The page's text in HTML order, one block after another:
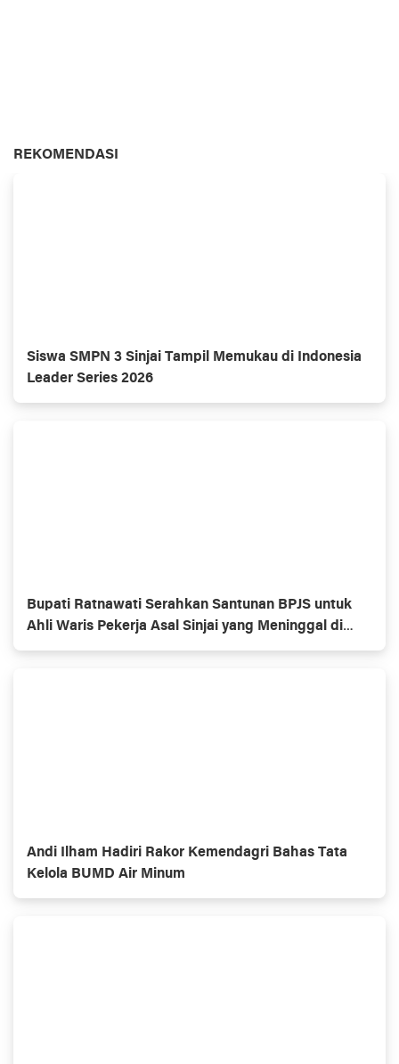
REKOMENDASI
Siswa SMPN 3 Sinjai Tampil Memukau di Indonesia
Leader Series 2026
Bupati Ratnawati Serahkan Santunan BPJS untuk
Ahli Waris Pekerja Asal Sinjai yang Meninggal di
Morowali
Andi Ilham Hadiri Rakor Kemendagri Bahas Tata
Kelola BUMD Air Minum